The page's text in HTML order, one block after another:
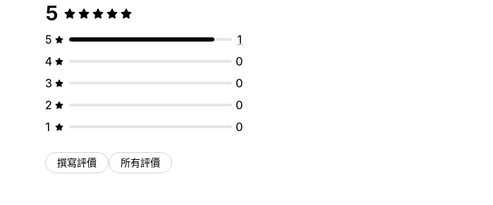
5
5
1
4
0
3
0
2
0
1
0
撰寫評價 所有評價